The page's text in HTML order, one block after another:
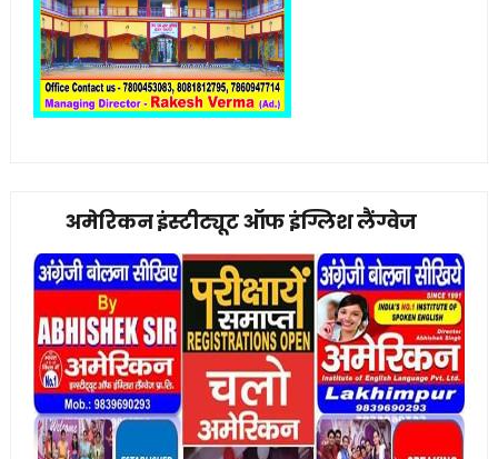
अमेरिकन इंस्टीट्यूट ऑफ इंग्लिश लैंग्वेज